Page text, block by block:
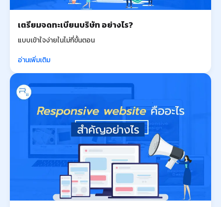
เตรียมจดทะเบียนบริษัท อย่างไร?
แบบเข้าใจง่ายในไม่กี่ขั้นตอน
อ่านเพิ่มเติม